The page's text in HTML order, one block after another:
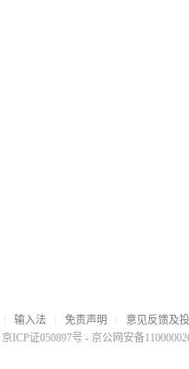
输入法 免责声明
意见反馈及
京ICP证050897号 - 京公网安备